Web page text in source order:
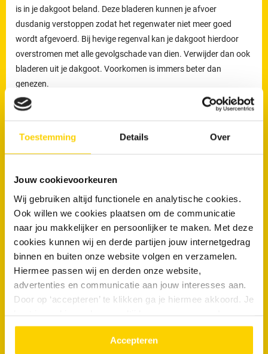
Toestemming Details Over
Jouw cookievoorkeuren
Wij gebruiken altijd functionele en analytische cookies.
Ook willen we cookies plaatsen om de communicatie
naar jou makkelijker en persoonlijker te maken. Met deze
cookies kunnen wij en derde partijen jouw internetgedrag
binnen en buiten onze website volgen en verzamelen.
Hiermee passen wij en derden onze website,
advertenties en communicatie aan jouw interesses aan.
Door op ‘accepteren’ te klikken ga je hiermee akkoord. Je
meer over in onsprivacy beleid.
Accepteren
is in je dakgoot beland. Deze bladeren kunnen je afvoer
dusdanig verstoppen zodat het regenwater niet meer goed
wordt afgevoerd. Bij hevige regenval kan je dakgoot hierdoor
overstromen met alle gevolgschade van dien. Verwijder dan ook
bladeren uit je dakgoot. Voorkomen is immers beter dan
genezen.
Direct
Contact
Plan een afspraak online